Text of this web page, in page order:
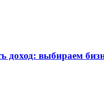
доход: выбираем